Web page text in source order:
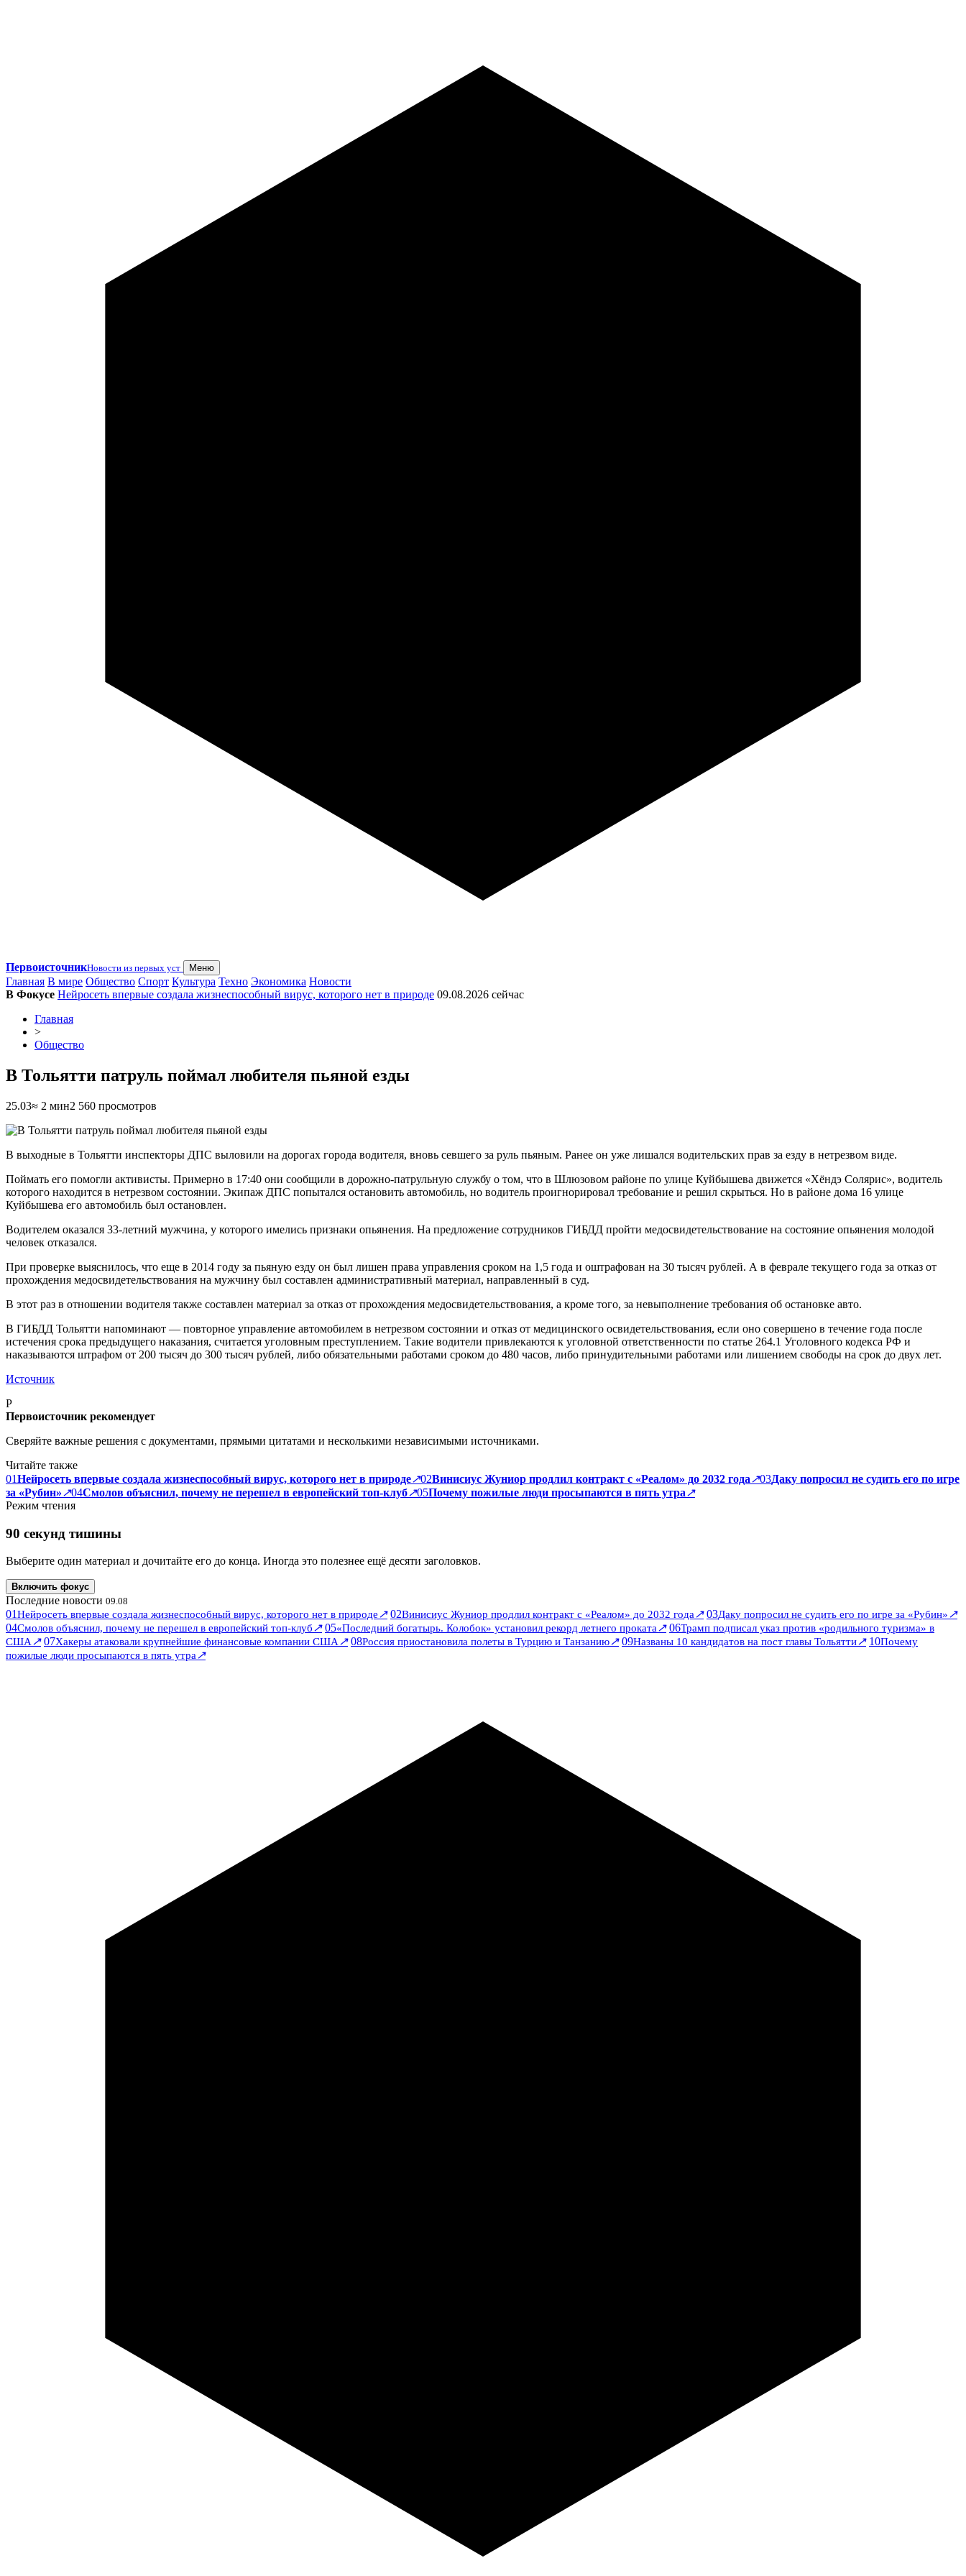
ПервоисточникНовости из первых уст Меню
Главная В мире Общество Спорт Культура Техно Экономика Новости
В Фокусе Нейросеть впервые создала жизнеспособный вирус, которого нет в природе 09.08.2026 сейчас
Главная
>
Общество
В Тольятти патруль поймал любителя пьяной езды
25.03≈ 2 мин2 560 просмотров
В выходные в Тольятти инспекторы ДПС выловили на дорогах города водителя, вновь севшего за руль пьяным. Ранее он уже лишался водительских прав за езду в нетрезвом виде.
Поймать его помогли активисты. Примерно в 17:40 они сообщили в дорожно-патрульную службу о том, что в Шлюзовом районе по улице Куйбышева движется «Хёндэ Солярис», водитель
которого находится в нетрезвом состоянии. Экипаж ДПС попытался остановить автомобиль, но водитель проигнорировал требование и решил скрыться. Но в районе дома 16 улице
Куйбышева его автомобиль был остановлен.
Водителем оказался 33-летний мужчина, у которого имелись признаки опьянения. На предложение сотрудников ГИБДД пройти медосвидетельствование на состояние опьянения молодой
человек отказался.
При проверке выяснилось, что еще в 2014 году за пьяную езду он был лишен права управления сроком на 1,5 года и оштрафован на 30 тысяч рублей. А в феврале текущего года за отказ от
прохождения медосвидетельствования на мужчину был составлен административный материал, направленный в суд.
В этот раз в отношении водителя также составлен материал за отказ от прохождения медосвидетельствования, а кроме того, за невыполнение требования об остановке авто.
В ГИБДД Тольятти напоминают — повторное управление автомобилем в нетрезвом состоянии и отказ от медицинского освидетельствования, если оно совершено в течение года после
истечения срока предыдущего наказания, считается уголовным преступлением. Такие водители привлекаются к уголовной ответственности по статье 264.1 Уголовного кодекса РФ и
наказываются штрафом от 200 тысяч до 300 тысяч рублей, либо обязательными работами сроком до 480 часов, либо принудительными работами или лишением свободы на срок до двух лет.
Источник
P
Первоисточник рекомендует
Сверяйте важные решения с документами, прямыми цитатами и несколькими независимыми источниками.
Читайте также
01Нейросеть впервые создала жизнеспособный вирус, которого нет в природе↗02Винисиус Жуниор продлил контракт с «Реалом» до 2032 года↗03Даку попросил не судить его по игре
за «Рубин»↗04Смолов объяснил, почему не перешел в европейский топ-клуб↗05Почему пожилые люди просыпаются в пять утра↗
Режим чтения
90 секунд тишины
Выберите один материал и дочитайте его до конца. Иногда это полезнее ещё десяти заголовков.
Включить фокус
Последние новости 09.08
01Нейросеть впервые создала жизнеспособный вирус, которого нет в природе↗ 02Винисиус Жуниор продлил контракт с «Реалом» до 2032 года↗ 03Даку попросил не судить его по игре за «Рубин»↗
04Смолов объяснил, почему не перешел в европейский топ-клуб↗ 05«Последний богатырь. Колобок» установил рекорд летнего проката↗ 06Трамп подписал указ против «родильного туризма» в
США↗ 07Хакеры атаковали крупнейшие финансовые компании США↗ 08Россия приостановила полеты в Турцию и Танзанию↗ 09Названы 10 кандидатов на пост главы Тольятти↗ 10Почему
пожилые люди просыпаются в пять утра↗